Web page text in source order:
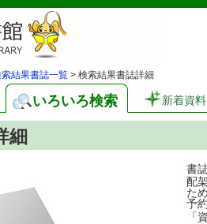
結果書誌一覧 > 検索結果書誌詳細
いろいろ検索 新着資料
細
書
配
た
予
「